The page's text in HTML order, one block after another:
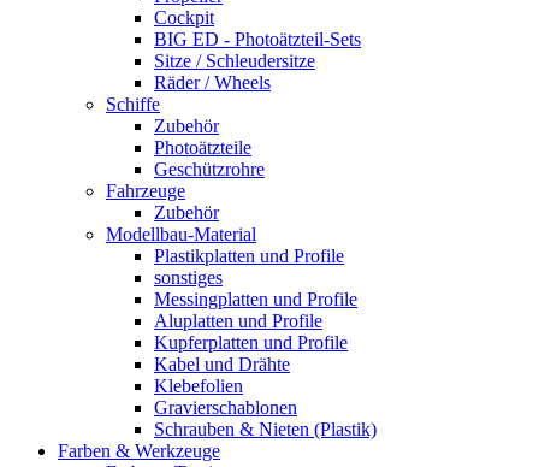
Cockpit
BIG ED - Photoätzteil-Sets
Sitze / Schleudersitze
Räder / Wheels
Schiffe
Zubehör
Photoätzteile
Geschützrohre
Fahrzeuge
Zubehör
Modellbau-Material
Plastikplatten und Profile
sonstiges
Messingplatten und Profile
Aluplatten und Profile
Kupferplatten und Profile
Kabel und Drähte
Klebefolien
Gravierschablonen
Schrauben & Nieten (Plastik)
Farben & Werkzeuge